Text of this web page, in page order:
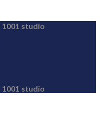
studio
studio